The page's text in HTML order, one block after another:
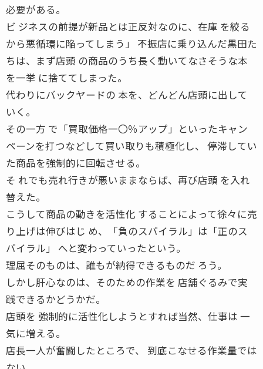
必要がある。
ビ ジネスの前提が新品とは正反対なのに、在庫 を絞る
から悪循環に陥ってしまう」 不振店に乗り込んだ黒田た
ちは、まず店頭 の商品のうち長く動いてなさそうな本
を一挙 に捨ててしまった。
代わりにバックヤードの 本を、どんどん店頭に出して
いく。
その一方 で「買取価格一〇％アップ」といったキャン
ペーンを打つなどして買い取りも積極化し、 停滞してい
た商品を強制的に回転させる。
そ れでも売れ行きが悪いままならば、再び店頭 を入れ
替えた。
こうして商品の動きを活性化 することによって徐々に売
り上げは伸びはじ め、「負のスパイラル」は「正のス
パイラル」 へと変わっていったという。
理屈そのものは、誰もが納得できるものだ ろう。
しかし肝心なのは、そのための作業を 店舗ぐるみで実
践できるかどうかだ。
店頭を 強制的に活性化しようとすれば当然、仕事は 一
気に増える。
店長一人が奮闘したところで、 到底こなせる作業量では